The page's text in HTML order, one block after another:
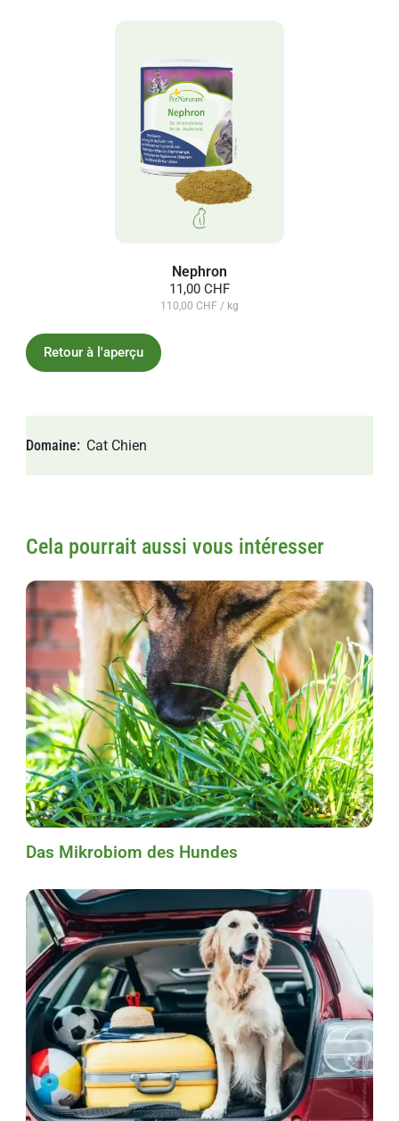
Nephron
11,00 CHF
110,00 CHF / kg
Domaine Cat Chien
Cela pourrait aussi vous intéresser
Das Mikrobiom des Hundes
Retour à l'aperçu